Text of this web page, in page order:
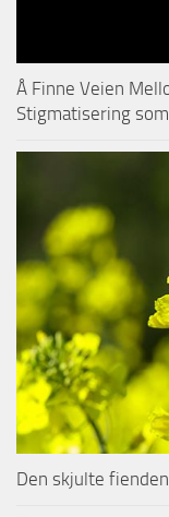
Å Finne Veien
Stigmatisering
Den skjulte